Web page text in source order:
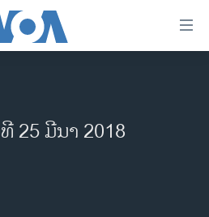
ຫະລັດ 2024
25 ມີນາ 2018